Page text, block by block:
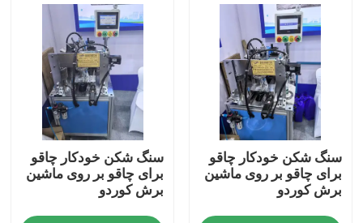
درباره ما
تور کارخانه
کنترل کیفیت
با ما تماس بگیرید
سنگ شکن خودکار چاقو
برای چاقو بر روی ماشین
برش کوردو
سنگ شکن خودکار چاقو
برای چاقو بر روی ماشین
برش کوردو